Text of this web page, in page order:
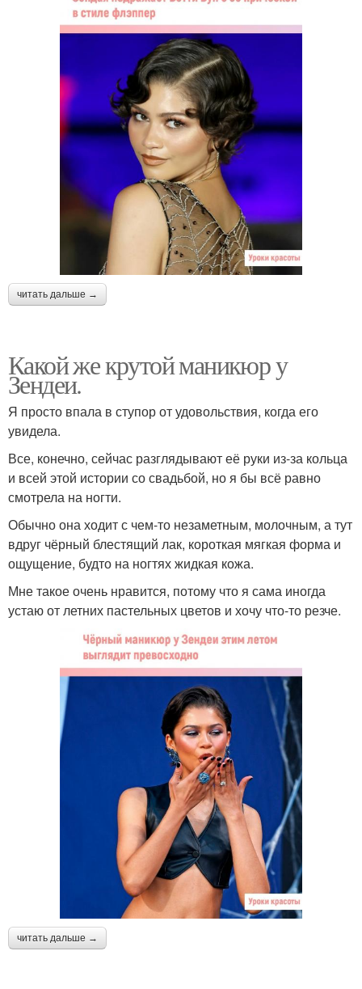
читать дальше →
Какой же крутой маникюр у
Зендеи.
Я просто впала в ступор от удовольствия, когда его
увидела.
Все, конечно, сейчас разглядывают её руки из-за кольца
и всей этой истории со свадьбой, но я бы всё равно
смотрела на ногти.
Обычно она ходит с чем-то незаметным, молочным, а тут
вдруг чёрный блестящий лак, короткая мягкая форма и
ощущение, будто на ногтях жидкая кожа.
Мне такое очень нравится, потому что я сама иногда
устаю от летних пастельных цветов и хочу что-то резче.
читать дальше →